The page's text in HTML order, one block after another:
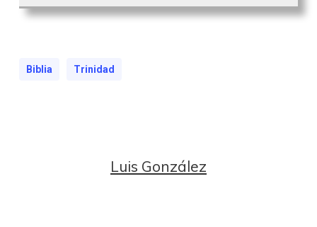
Biblia Trinidad
Luis González